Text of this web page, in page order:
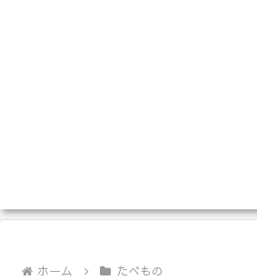
ホーム たべもの